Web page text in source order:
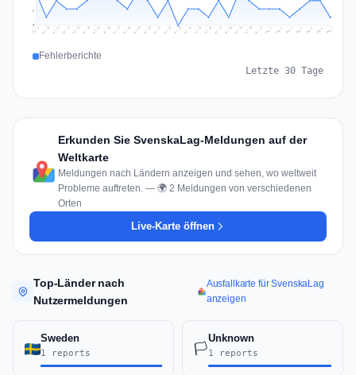
2
Jul 9 Jul 10 Jul 11 Jul 12 Jul 13 Jul 14 Jul 15 Jul 16 Jul 17 Jul 18 Jul 19 Jul 20 Jul 21 Jul 22 Jul 23 Jul 24 Jul 25 Jul 26 Jul 27 Jul 28 Jul 29 Jul 30 Jul 31 Aug 1 Aug 2 Aug 3 Aug 4 Aug 5 Aug 6 Aug 7
Fehlerberichte
Letzte 30 Tage
Erkunden Sie SvenskaLag-Meldungen auf der
Weltkarte
Meldungen nach Ländern anzeigen und sehen, wo weltweit
Probleme auftreten. — 🌍 2 Meldungen von verschiedenen
Orten
Live-Karte öffnen
Top-Länder nach
Nutzermeldungen
Ausfallkarte für SvenskaLag
anzeigen
Sweden
1 reports 🏳️
Unknown
1 reports